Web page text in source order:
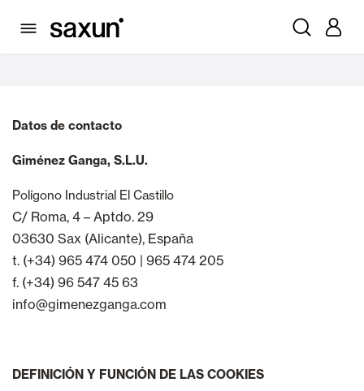
Política de Cookies
Datos de contacto
Giménez Ganga, S.L.U.
Polígono Industrial El Castillo
C/ Roma, 4 – Aptdo. 29
03630 Sax (Alicante), España
t. (+34) 965 474 050 | 965 474 205
f. (+34) 96 547 45 63
info@gimenezganga.com
DEFINICIÓN Y FUNCIÓN DE LAS COOKIES